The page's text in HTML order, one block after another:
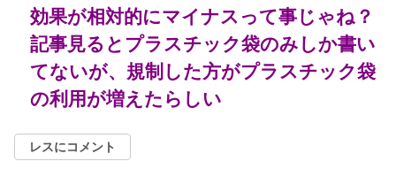
効果が相対的にマイナスって事じゃね？
記事見るとプラスチック袋のみしか書い
てないが、規制した方がプラスチック袋
の利用が増えたらしい
レスにコメント